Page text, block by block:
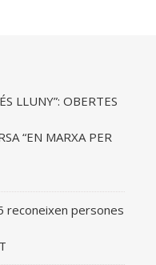
LLUNY”: OBERTES
“EN MARXA PER
reconeixen persones